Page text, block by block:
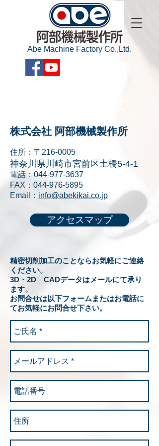
Abe Machine Factory Co.,Ltd.
株式会社 阿部機械製作所
住所： 〒216-0005
神奈川県川崎市宮前区土橋5-4-1
電話：044-977-3637
FAX：044-976-5895
Email： info@abekikai.co.jp
アクセスマップ
精密切削加工のことならお気軽にご連絡
ください。
3D・2D CADデータはメールにて承り
ます。
お問合せは以下フォームまたはお電話に
てお気軽にお問合せ下さい。